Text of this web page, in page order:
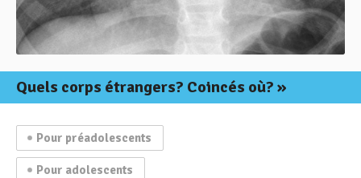
Quels corps étrangers? Coincés où?
Pour préadolescents
Pour adolescents